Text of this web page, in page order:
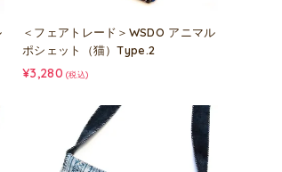
＜フェアトレード＞WSDO アニマル
ポシェット（猫）Type.2
¥3,280 (税込)